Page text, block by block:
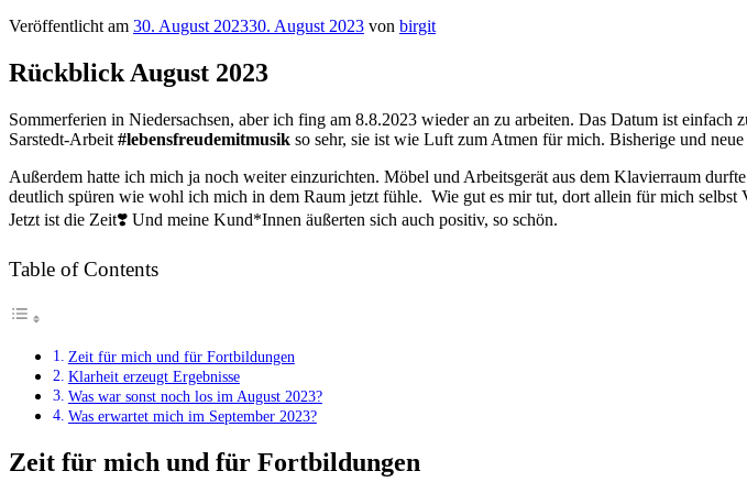
Veröffentlicht am 30. August 202330. August 2023 von birgit
Rückblick August 2023
Sommerferien in Niedersachsen, aber ich fing am 8.8.2023 wieder an zu arbeiten. Das Datum ist
Sarstedt-Arbeit #lebensfreudemitmusik so sehr, sie ist wie Luft zum Atmen für mich. Bisherige und
Außerdem hatte ich mich ja noch weiter einzurichten. Möbel und Arbeitsgerät aus dem Klavierraum
deutlich spüren wie wohl ich mich in dem Raum jetzt fühle. Wie gut es mir tut, dort allein für mich
Jetzt ist die Zeit❣️ Und meine Kund*Innen äußerten sich auch positiv, so schön.
Table of Contents
Zeit für mich und für Fortbildungen
Klarheit erzeugt Ergebnisse
Was war sonst noch los im August 2023?
Was erwartet mich im September 2023?
Zeit für mich und für Fortbildungen